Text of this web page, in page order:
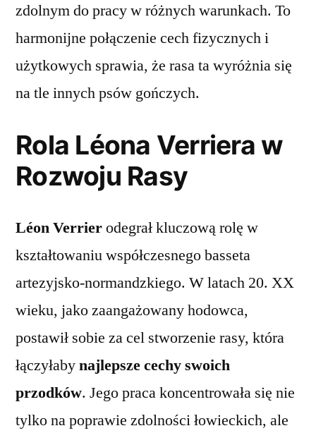
zdolnym do pracy w różnych warunkach. To
harmonijne połączenie cech fizycznych i
użytkowych sprawia, że rasa ta wyróżnia się
na tle innych psów gończych.
Rola Léona Verriera w
Rozwoju Rasy
Léon Verrierodegrał kluczową rolę w
kształtowaniu współczesnego basseta
artezyjsko-normandzkiego. W latach 20. XX
wieku, jako zaangażowany hodowca,
postawił sobie za cel stworzenie rasy, która
łączyłabynajlepsze cechy swoich
przodków. Jego praca koncentrowała się nie
tylko na poprawie zdolności łowieckich, ale